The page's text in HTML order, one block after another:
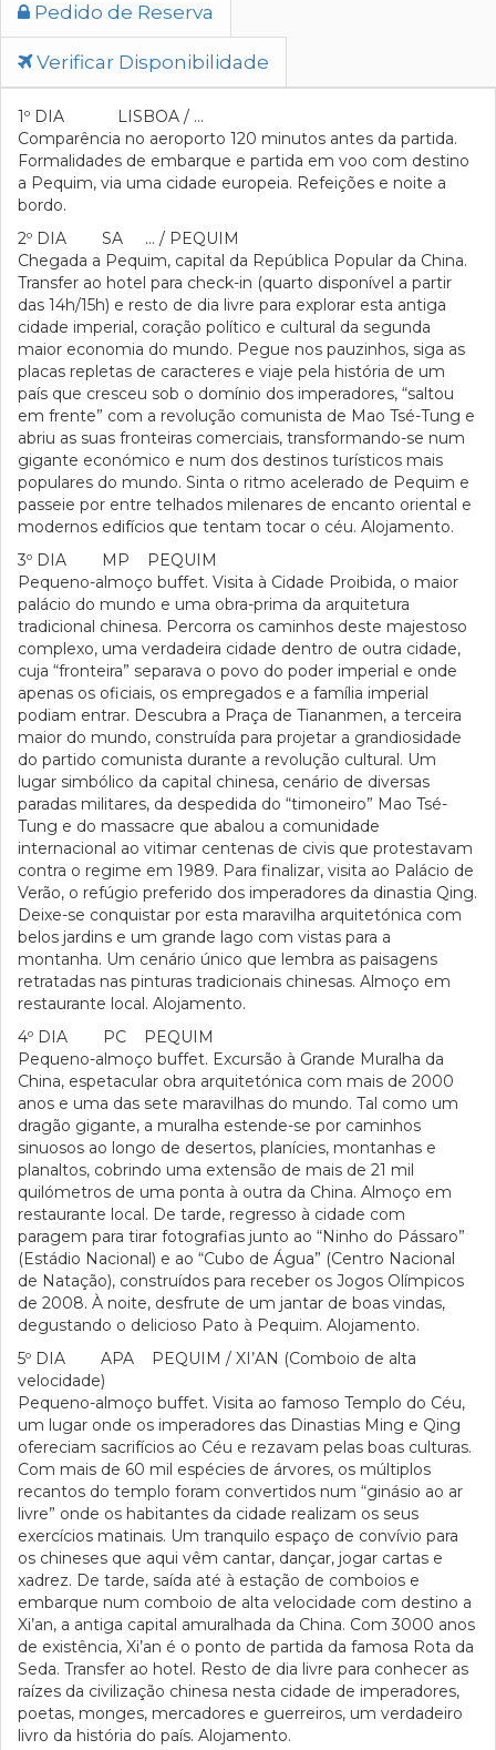
Pedido de Reserva
Verificar Disponibilidade
1º DIA LISBOA / …
Comparência no aeroporto 120 minutos antes da partida.
Formalidades de embarque e partida em voo com destino
a Pequim, via uma cidade europeia. Refeições e noite a
bordo.
2º DIA SA … / PEQUIM
Chegada a Pequim, capital da República Popular da China.
Transfer ao hotel para check-in (quarto disponível a partir
das 14h/15h) e resto de dia livre para explorar esta antiga
cidade imperial, coração político e cultural da segunda
maior economia do mundo. Pegue nos pauzinhos, siga as
placas repletas de caracteres e viaje pela história de um
país que cresceu sob o domínio dos imperadores, “saltou
em frente” com a revolução comunista de Mao Tsé-Tung e
abriu as suas fronteiras comerciais, transformando-se num
gigante económico e num dos destinos turísticos mais
populares do mundo. Sinta o ritmo acelerado de Pequim e
passeie por entre telhados milenares de encanto oriental e
modernos edifícios que tentam tocar o céu. Alojamento.
3º DIA MP PEQUIM
Pequeno-almoço buffet. Visita à Cidade Proibida, o maior
palácio do mundo e uma obra-prima da arquitetura
tradicional chinesa. Percorra os caminhos deste majestoso
complexo, uma verdadeira cidade dentro de outra cidade,
cuja “fronteira” separava o povo do poder imperial e onde
apenas os oficiais, os empregados e a família imperial
podiam entrar. Descubra a Praça de Tiananmen, a terceira
maior do mundo, construída para projetar a grandiosidade
do partido comunista durante a revolução cultural. Um
lugar simbólico da capital chinesa, cenário de diversas
paradas militares, da despedida do “timoneiro” Mao Tsé-
Tung e do massacre que abalou a comunidade
internacional ao vitimar centenas de civis que protestavam
contra o regime em 1989. Para finalizar, visita ao Palácio de
Verão, o refúgio preferido dos imperadores da dinastia Qing.
Deixe-se conquistar por esta maravilha arquitetónica com
belos jardins e um grande lago com vistas para a
montanha. Um cenário único que lembra as paisagens
retratadas nas pinturas tradicionais chinesas. Almoço em
restaurante local. Alojamento.
4º DIA PC PEQUIM
Pequeno-almoço buffet. Excursão à Grande Muralha da
China, espetacular obra arquitetónica com mais de 2000
anos e uma das sete maravilhas do mundo. Tal como um
dragão gigante, a muralha estende-se por caminhos
sinuosos ao longo de desertos, planícies, montanhas e
planaltos, cobrindo uma extensão de mais de 21 mil
quilómetros de uma ponta à outra da China. Almoço em
restaurante local. De tarde, regresso à cidade com
paragem para tirar fotografias junto ao “Ninho do Pássaro”
(Estádio Nacional) e ao “Cubo de Água” (Centro Nacional
de Natação), construídos para receber os Jogos Olímpicos
de 2008. À noite, desfrute de um jantar de boas vindas,
degustando o delicioso Pato à Pequim. Alojamento.
5º DIA APA PEQUIM / XI’AN (Comboio de alta
velocidade)
Pequeno-almoço buffet. Visita ao famoso Templo do Céu,
um lugar onde os imperadores das Dinastias Ming e Qing
ofereciam sacrifícios ao Céu e rezavam pelas boas culturas.
Com mais de 60 mil espécies de árvores, os múltiplos
recantos do templo foram convertidos num “ginásio ao ar
livre” onde os habitantes da cidade realizam os seus
exercícios matinais. Um tranquilo espaço de convívio para
os chineses que aqui vêm cantar, dançar, jogar cartas e
xadrez. De tarde, saída até à estação de comboios e
embarque num comboio de alta velocidade com destino a
Xi’an, a antiga capital amuralhada da China. Com 3000 anos
de existência, Xi’an é o ponto de partida da famosa Rota da
Seda. Transfer ao hotel. Resto de dia livre para conhecer as
raízes da civilização chinesa nesta cidade de imperadores,
poetas, monges, mercadores e guerreiros, um verdadeiro
livro da história do país. Alojamento.